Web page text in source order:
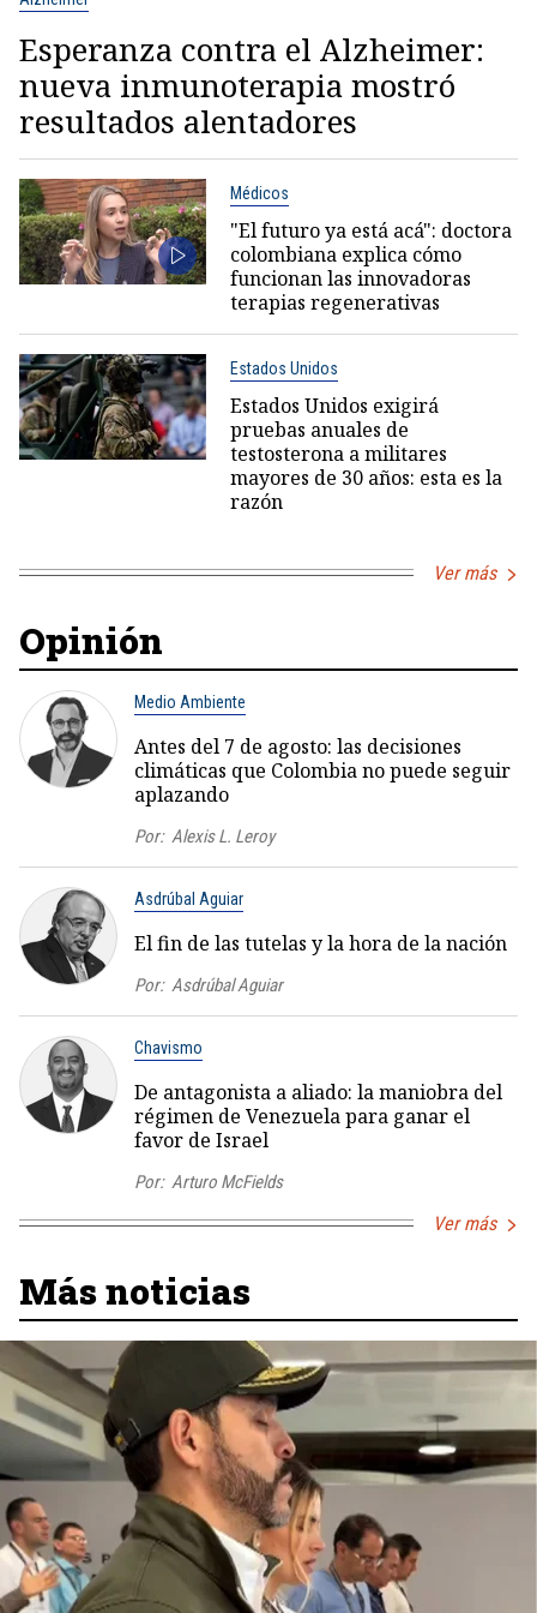
Esperanza contra el Alzheimer:
nueva inmunoterapia mostró
resultados alentadores
Médicos
"El futuro ya está acá": doctora
colombiana explica cómo
funcionan las innovadoras
terapias regenerativas
Estados Unidos
Estados Unidos exigirá
pruebas anuales de
testosterona a militares
mayores de 30 años: esta es la
razón
Ver más
Opinión
Medio Ambiente
Antes del 7 de agosto: las decisiones
climáticas que Colombia no puede seguir
aplazando
Por: Alexis L. Leroy
Asdrúbal Aguiar
El fin de las tutelas y la hora de la nación
Por: Asdrúbal Aguiar
Chavismo
De antagonista a aliado: la maniobra del
régimen de Venezuela para ganar el
favor de Israel
Por: Arturo McFields
Ver más
Más noticias